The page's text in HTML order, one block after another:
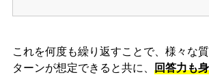
これを何度も繰り返すことで、様々な
ターンが想定できると共に、 回答力も